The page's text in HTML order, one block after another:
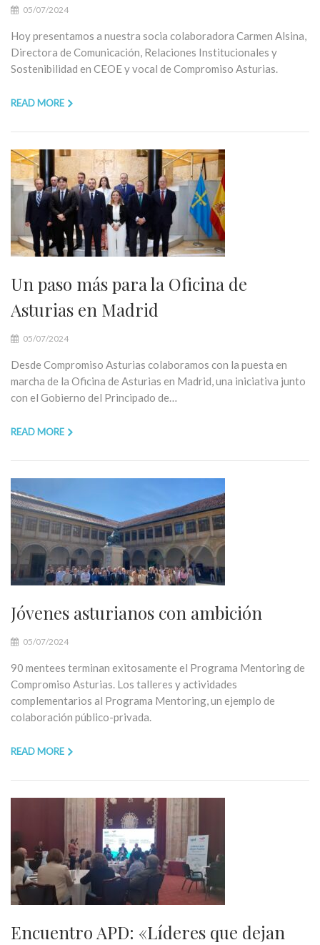
05/07/2024
Hoy presentamos a nuestra socia colaboradora Carmen Alsina,
Directora de Comunicación, Relaciones Institucionales y
Sostenibilidad en CEOE y vocal de Compromiso Asturias.
READ MORE
Un paso más para la Oficina de
Asturias en Madrid
05/07/2024
Desde Compromiso Asturias colaboramos con la puesta en
marcha de la Oficina de Asturias en Madrid, una iniciativa junto
con el Gobierno del Principado de…
READ MORE
Jóvenes asturianos con ambición
05/07/2024
90 mentees terminan exitosamente el Programa Mentoring de
Compromiso Asturias. Los talleres y actividades
complementarios al Programa Mentoring, un ejemplo de
colaboración público-privada.
READ MORE
Encuentro APD: «Líderes que dejan